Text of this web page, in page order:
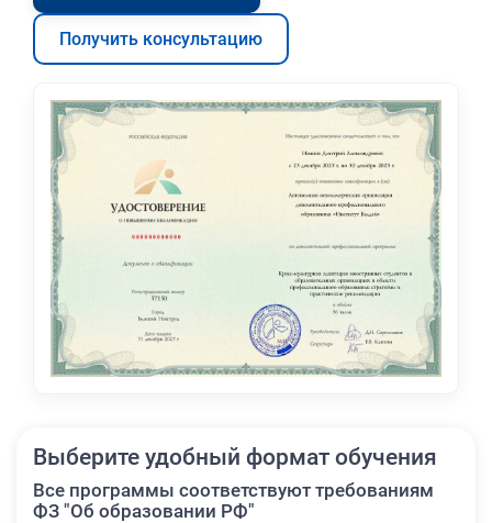
Получить консультацию
Выберите удобный формат обучения
Все программы соответствуют требованиям
ФЗ "Об образовании РФ"